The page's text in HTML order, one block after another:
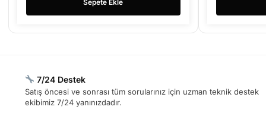
Sepete Ekle
7/24 Destek
Satış öncesi ve sonrası tüm sorularınız için uzman teknik destek
ekibimiz 7/24 yanınızdadır.